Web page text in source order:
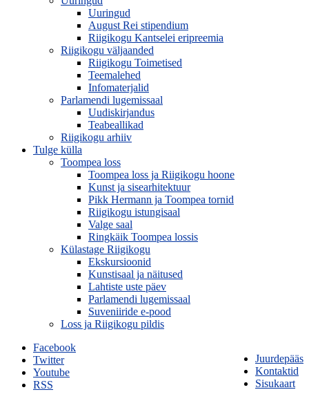
Uuringud
August Rei stipendium
Riigikogu Kantselei eripreemia
Riigikogu väljaanded
Riigikogu Toimetised
Teemalehed
Infomaterjalid
Parlamendi lugemissaal
Uudiskirjandus
Teabeallikad
Riigikogu arhiiv
Tulge külla
Toompea loss
Toompea loss ja Riigikogu hoone
Kunst ja sisearhitektuur
Pikk Hermann ja Toompea tornid
Riigikogu istungisaal
Valge saal
Ringkäik Toompea lossis
Külastage Riigikogu
Ekskursioonid
Kunstisaal ja näitused
Lahtiste uste päev
Parlamendi lugemissaal
Suveniiride e-pood
Loss ja Riigikogu pildis
Juurdepääs
Kontaktid
Sisukaart
Facebook
Twitter
Youtube
RSS